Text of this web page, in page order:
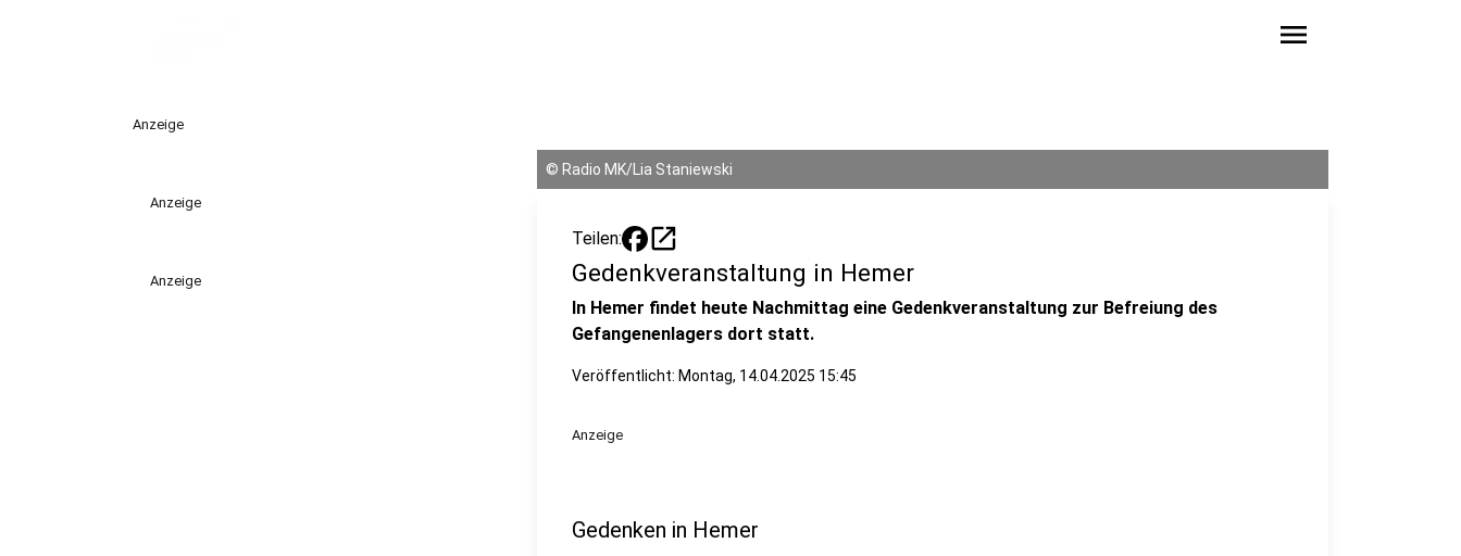
menu
Anzeige
Anzeige
Anzeige
© Radio MK/Lia Staniewski
Teilen: open_in_new
Gedenkveranstaltung in Hemer
In Hemer findet heute Nachmittag eine Gedenkveranstaltung zur Befreiung des
Gefangenenlagers dort statt.
Veröffentlicht: Montag, 14.04.2025 15:45
Anzeige
Gedenken in Hemer